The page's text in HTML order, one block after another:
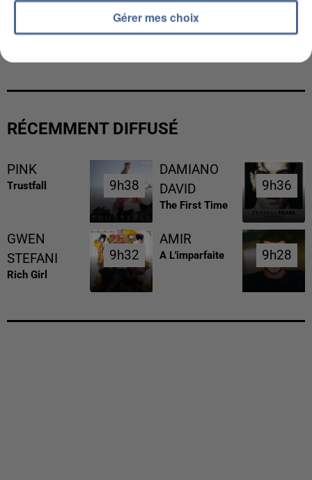
UN SECOND CADRE DE LA DZ MAFIA
RÉCEMMENT DIFFUSÉ
PINK
Trustfall 9h38
9h38
DAMIANO
DAVID
The First Time
9h36
9h36
GWEN
STEFANI
Rich Girl
9h32
9h32
AMIR
A L'imparfaite 9h28
9h28
Gérer mes choix